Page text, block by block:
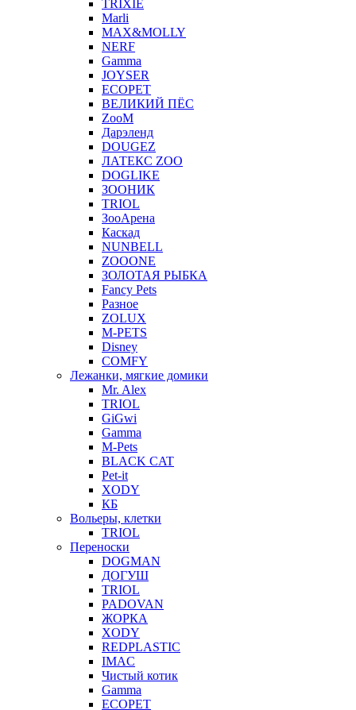
TRIXIE
Marli
MAX&MOLLY
NERF
Gamma
JOYSER
ECOPET
ВЕЛИКИЙ ПЁС
ZooM
Дарэленд
DOUGEZ
ЛАТЕКС ZOO
DOGLIKE
ЗООНИК
TRIOL
ЗооАрена
Каскад
NUNBELL
ZOOONE
ЗОЛОТАЯ РЫБКА
Fancy Pets
Разное
ZOLUX
M-PETS
Disney
COMFY
Лежанки, мягкие домики
Mr. Alex
TRIOL
GiGwi
Gamma
M-Pets
BLACK CAT
Pet-it
XODY
КБ
Вольеры, клетки
TRIOL
Переноски
DOGMAN
ДОГУШ
TRIOL
PADOVAN
ЖОРКА
XODY
REDPLASTIC
IMAC
Чистый котик
Gamma
ECOPET